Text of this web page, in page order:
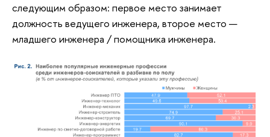
следующим образом: первое место занимает
должность ведущего инженера, второе место —
младшего инженера / помощника инженера.